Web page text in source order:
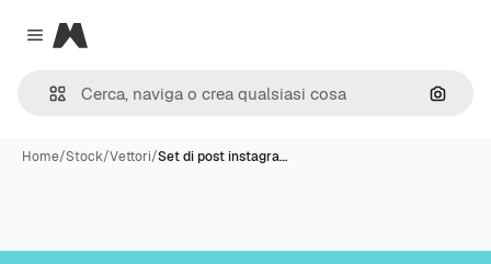
Close menu
Magnific
Cerca
Home/Stock/Vettori/Set di post instagra…